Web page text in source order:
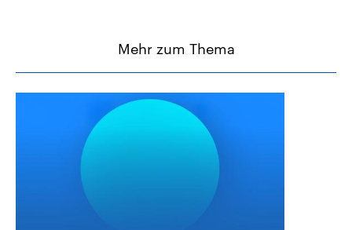
Mehr zum Thema